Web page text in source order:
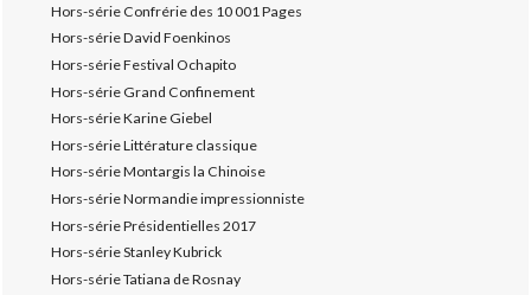
Hors-série Confrérie des 10 001 Pages
Hors-série David Foenkinos
Hors-série Festival Ochapito
Hors-série Grand Confinement
Hors-série Karine Giebel
Hors-série Littérature classique
Hors-série Montargis la Chinoise
Hors-série Normandie impressionniste
Hors-série Présidentielles 2017
Hors-série Stanley Kubrick
Hors-série Tatiana de Rosnay